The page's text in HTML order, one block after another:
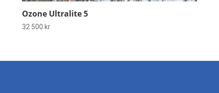
Ozone Ultralite 5
32 500 kr